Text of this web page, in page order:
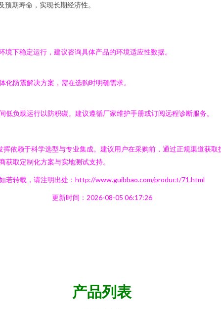
预期寿命，实现长期经济性。
下稳定运行，建议咨询具体产品的环境适应性数据。
防震解决方案，需在选购时明确需求。
负载运行以防积碳。建议遵循厂家维护手册或订阅远程诊断服务。
依赖于科学选型与专业集成。建议用户在采购前，通过正规渠道获取
取定制化方案与实地测试支持。
若转载，请注明出处：http://www.guibbao.com/product/71.html
更新时间：2026-08-05 06:17:26
产品列表